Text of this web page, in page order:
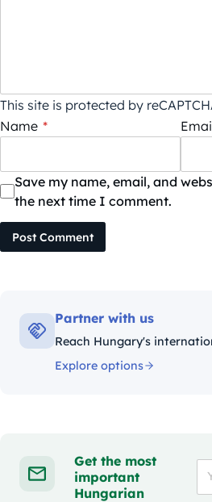
This site is protected by
Name *
Save my name, email, and
the next time I comment.
Post Comment
Partner with us
Reach Hungary's
Explore options
Get the most
important
Hungarian